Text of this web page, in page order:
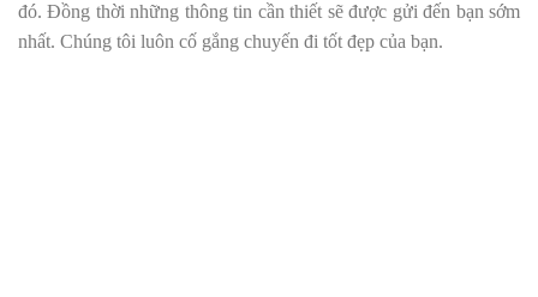
đó. Đồng thời những thông tin cần thiết sẽ được gửi đến bạn sớm
nhất. Chúng tôi luôn cố gắng chuyến đi tốt đẹp của bạn.